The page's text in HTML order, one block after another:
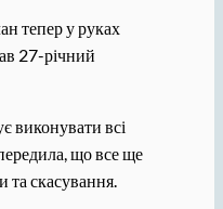
тепер у руках
27-річний
виконувати всі
що все ще
та скасування.